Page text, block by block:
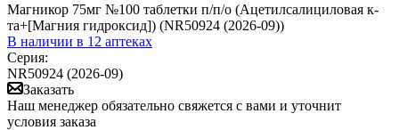
Магникор 75мг №100 таблетки п/п/о (Ацетилсалициловая к-
та+[Магния гидроксид]) (NR50924 (2026-09))
В наличии в 12 аптеках
Серия:
NR50924 (2026-09)
Заказать
Наш менеджер обязательно свяжется с вами и уточнит
условия заказа